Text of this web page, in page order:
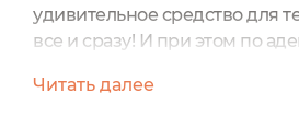
удивительное средство для
все и сразу! И при этом по
эфирных масел LIGHT (1мл х
Читать далее